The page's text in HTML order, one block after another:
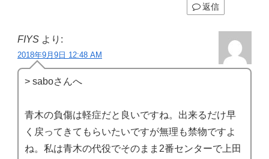
返信
FIYS より:
2018年9月9日 12:48 AM
> saboさんへ
青木の負傷は軽症だと良いですね。出来るだけ早
く戻ってきてもらいたいですが無理も禁物ですよ
ね。私は青木の代役でそのまま2番センターで上田